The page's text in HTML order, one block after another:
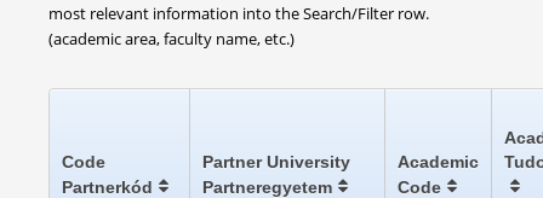
most relevant information into the Search/Filter row.
(academic area, faculty name, etc.)
Code
Partnerkód
Partner University
Partneregyetem
Academic
Code